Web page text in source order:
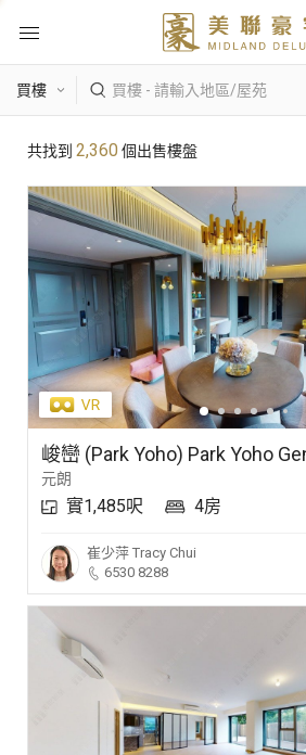
物業出售
業主放盤
豪宅報告
豪宅資訊
更多樓盤
豪宅專家
豪宅分行
主題搵樓
區域 景觀 單
共找到 2,360 個出售樓盤
元朗
實1,485呎 4房
崔少萍 Tracy Chui
6530 8288